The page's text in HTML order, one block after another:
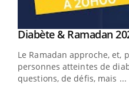
Youtube
Diabète & Ramadan
Le Ramadan approche, et,
personnes atteintes de
questions, de défis, mais ...